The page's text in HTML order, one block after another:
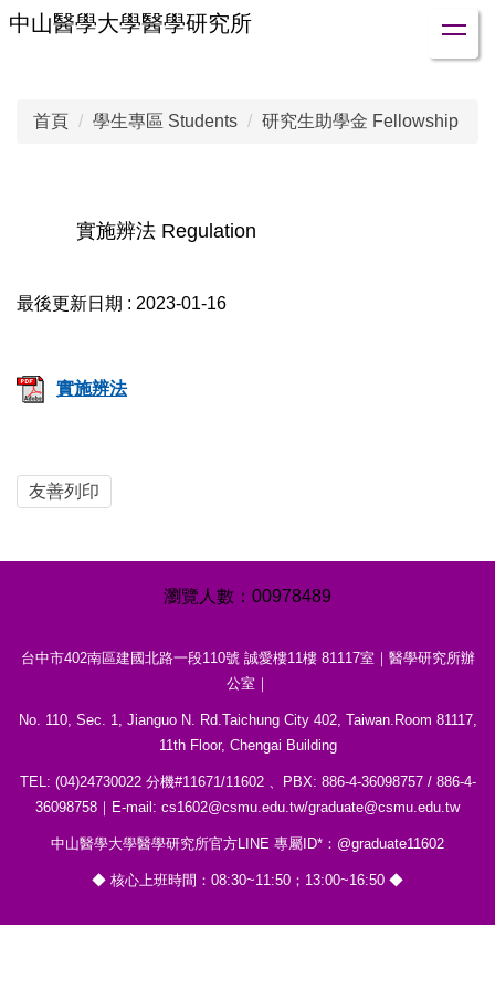
跳
中山醫學大學醫學研究所
首頁 學生專區 Students 研究生助學金 Fellowship
實施辨法 Regulation
最後更新日期 : 2023-01-16
實施辨法
友善列印
00978489
台中市402南區建國北路一段110號 誠愛樓11樓 81117室｜醫學研究所辦
公室｜
No. 110, Sec. 1, Jianguo N. Rd.Taichung City 402, Taiwan.Room 81117,
11th Floor, Chengai Building
TEL: (04)24730022 分機#11671/11602 、PBX: 886-4-36098757 / 886-4-
36098758｜E-mail: cs1602@csmu.edu.tw/graduate@csmu.edu.tw
中山醫學大學醫學研究所官方LINE 專屬ID*：@graduate11602
◆ 核心上班時間：08:30~11:50；13:00~16:50 ◆